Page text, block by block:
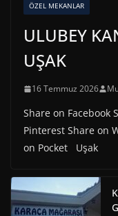
ÖZEL MEKANLAR
ULUBEY
UŞAK
16 Temmuz 2026
Share on Facebook
Pinterest Share on
on Pocket Uşak